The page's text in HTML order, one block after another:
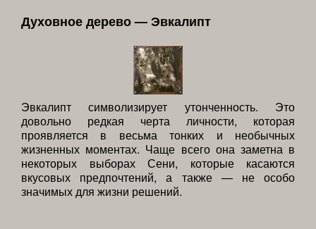
Духовное дерево — Эвкалипт
Эвкалипт символизирует утонченность. Это
довольно редкая черта личности, которая
проявляется в весьма тонких и необычных
жизненных моментах. Чаще всего она заметна в
некоторых выборах Сени, которые касаются
вкусовых предпочтений, а также — не особо
значимых для жизни решений.